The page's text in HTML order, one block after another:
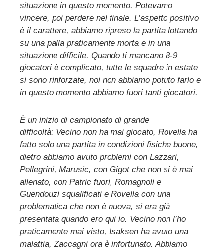
situazione in questo momento. Potevamo
vincere, poi perdere nel finale. L’aspetto positivo
è il carattere, abbiamo ripreso la partita lottando
su una palla praticamente morta e in una
situazione difficile. Quando ti mancano 8-9
giocatori è complicato, tutte le squadre in estate
si sono rinforzate, noi non abbiamo potuto farlo e
in questo momento abbiamo fuori tanti giocatori.
È un inizio di campionato di grande
difficoltà: Vecino non ha mai giocato, Rovella ha
fatto solo una partita in condizioni fisiche buone,
dietro abbiamo avuto problemi con Lazzari,
Pellegrini, Marusic, con Gigot che non si è mai
allenato, con Patric fuori, Romagnoli e
Guendouzi squalificati e Rovella con una
problematica che non è nuova, si era già
presentata quando ero qui io. Vecino non l’ho
praticamente mai visto, Isaksen ha avuto una
malattia, Zaccagni ora è infortunato. Abbiamo